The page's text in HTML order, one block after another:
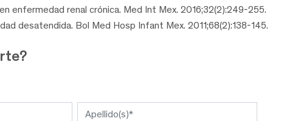
enfermedad renal crónica. Med Int Mex. 2016;32(2):249-255.
desatendida. Bol Med Hosp Infant Mex. 2011;68(2):138-145.